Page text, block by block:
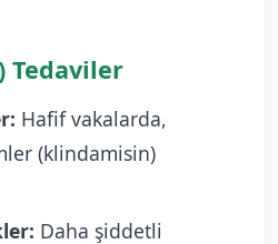
Tedaviler
Hafif vakalarda,
(klindamisin)
Daha şiddetli